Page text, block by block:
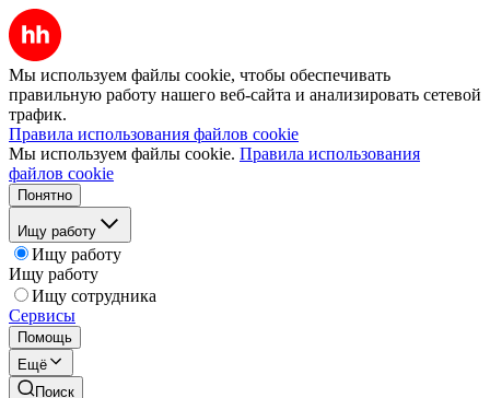
Мы используем файлы cookie, чтобы обеспечивать
правильную работу нашего веб-сайта и анализировать сетевой
трафик.
Правила использования файлов cookie
Мы используем файлы cookie. Правила использования
файлов cookie
Понятно
Ищу работу
Ищу работу
Ищу работу
Ищу сотрудника
Сервисы
Помощь
Ещё
Поиск